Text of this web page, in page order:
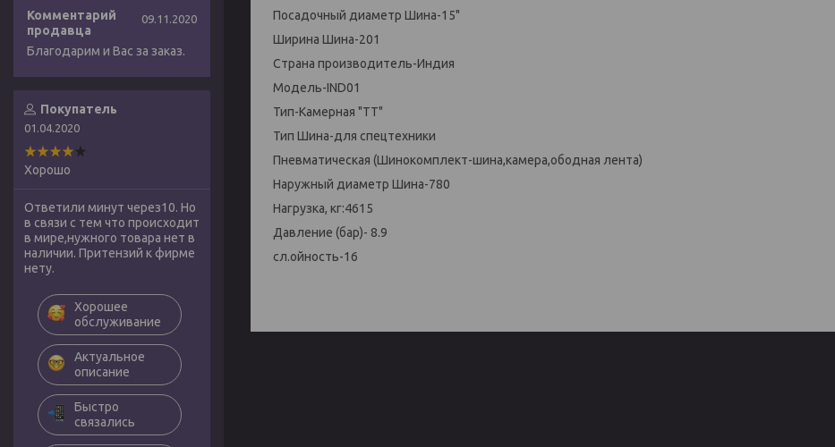
Посадочный диаметр Шина-15"
Ширина Шина-201
Страна производитель-Индия
Модель-IND01
Тип-Камерная "TT"
Тип Шина-для спецтехники
Пневматическая (Шинокомплект-шина,камера,ободная лента)
Наружный диаметр Шина-780
Нагрузка, кг:4615
Давление (бар)- 8.9
сл.ойность-16
Комментарий
продавца
09.11.2020
Благодарим и Вас за заказ.
Покупатель
01.04.2020
Хорошо
Ответили минут через10. Но
в связи с тем что происходит
в мире,нужного товара нет в
наличии. Притензий к фирме
нету.
Хорошее
обслуживание
Актуальное
описание
Быстро
связались